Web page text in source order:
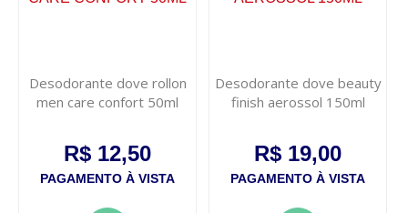
Desodorante dove rollon
men care confort 50ml
R$ 12,50
PAGAMENTO À VISTA
Desodorante dove beauty
finish aerossol 150ml
R$ 19,00
PAGAMENTO À VISTA